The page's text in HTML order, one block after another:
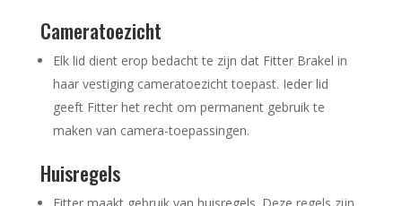
Cameratoezicht
Elk lid dient erop bedacht te zijn dat Fitter Brakel in
haar vestiging cameratoezicht toepast. Ieder lid
geeft Fitter het recht om permanent gebruik te
maken van camera-toepassingen.
Huisregels